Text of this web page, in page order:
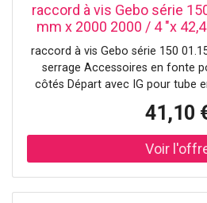
raccord à vis Gebo série
mm x 2000 2000 / 4 "x
acier
raccord à vis Gebo série 150
serrage Accessoires en fonte
côtés Départ avec IG pour tube
sont de l'eau Gaz (à l'extérieur
comprimé Mazout jusqu'à 2
Températures de l'eau potable
41,10